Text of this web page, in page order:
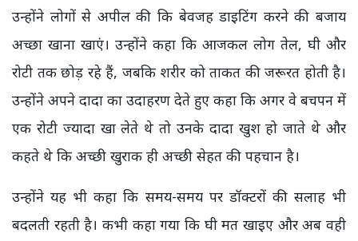
उन्होंने लोगों से अपील की कि बेवजह डाइटिंग करने की बजाय
अच्छा खाना खाएं। उन्होंने कहा कि आजकल लोग तेल, घी और
रोटी तक छोड़ रहे हैं, जबकि शरीर को ताकत की जरूरत होती है।
उन्होंने अपने दादा का उदाहरण देते हुए कहा कि अगर वे बचपन में
एक रोटी ज्यादा खा लेते थे तो उनके दादा खुश हो जाते थे और
कहते थे कि अच्छी खुराक ही अच्छी सेहत की पहचान है।
उन्होंने यह भी कहा कि समय-समय पर डॉक्टरों की सलाह भी
बदलती रहती है। कभी कहा गया कि घी मत खाइए और अब वही